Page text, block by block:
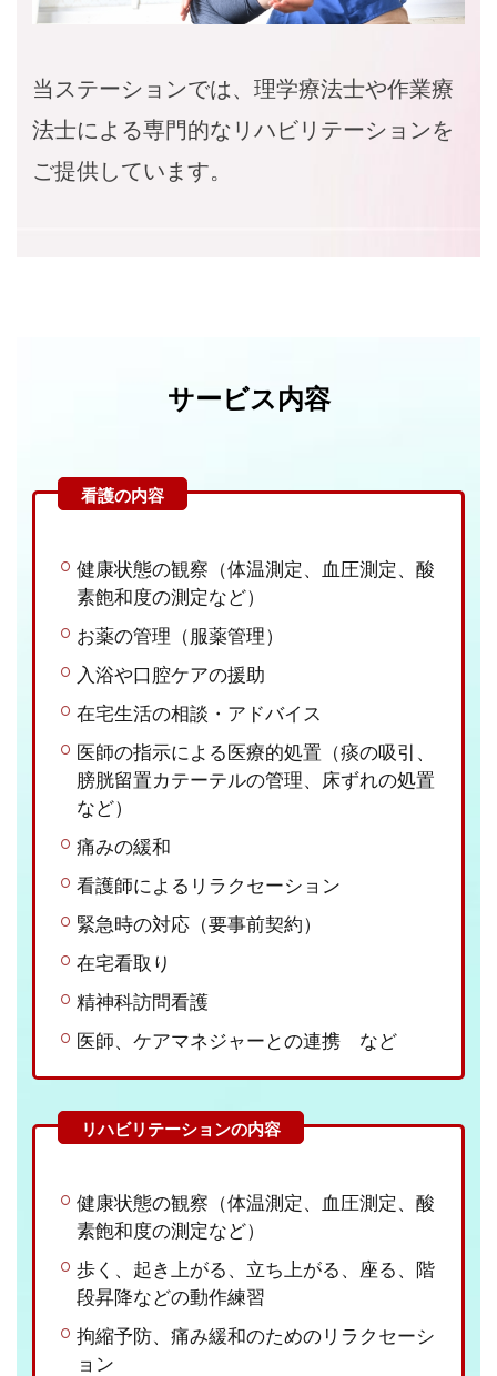
当ステーションでは、理学療法士や作業療
法士による専門的なリハビリテーションを
ご提供しています。
サービス内容
健康状態の観察（体温測定、血圧測定、酸
素飽和度の測定など）
お薬の管理（服薬管理）
入浴や口腔ケアの援助
在宅生活の相談・アドバイス
医師の指示による医療的処置（痰の吸引、
膀胱留置カテーテルの管理、床ずれの処置
など）
痛みの緩和
看護師によるリラクセーション
緊急時の対応（要事前契約）
在宅看取り
精神科訪問看護
医師、ケアマネジャーとの連携 など
健康状態の観察（体温測定、血圧測定、酸
素飽和度の測定など）
歩く、起き上がる、立ち上がる、座る、階
段昇降などの動作練習
拘縮予防、痛み緩和のためのリラクセーシ
ョン